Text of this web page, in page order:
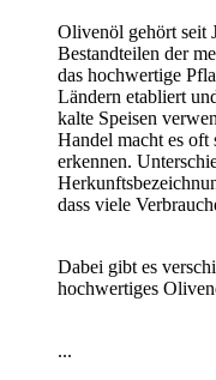
Olivenöl gehört seit
Bestandteilen der
das hochwertige
Ländern etabliert
kalte Speisen
Handel macht es
erkennen.
dass viele
Dabei gibt es
hochwertiges
...